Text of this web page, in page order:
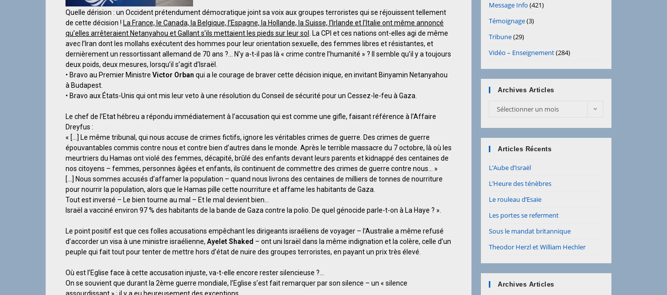
Quelle dérision : un Occident prétendument démocratique joint sa voix aux groupes terroristes qui se réjouissent tellement
de cette décision ! La France, le Canada, la Belgique, l’Espagne, la Hollande, la Suisse, l’Irlande et l’Italie ont même annoncé
qu’elles arrêteraient Netanyahou et Gallant s’ils mettaient les pieds sur leur sol
. La CPI et ces nations ont-elles agi de même
avec l’Iran dont les mollahs exécutent des hommes pour leur orientation sexuelle, des femmes libres et résistantes, et
dernièrement un ressortissant allemand de 70 ans ?… N’y a-t-il pas là « crime contre l’humanité » ? Il semble qu’il y a toujours
deux poids, deux mesures, lorsqu’il s’agit d’Israël.
• Bravo au Premier Ministre Victor Orban qui a le courage de braver cette décision inique, en invitant Binyamin Netanyahou
à Budapest.
• Bravo aux États-Unis qui ont mis leur veto à une résolution du Conseil de sécurité pour un Cessez-le-feu à Gaza.
Le chef de l’Etat hébreu a répondu immédiatement à l’accusation qui est comme une gifle, faisant référence à l’Affaire
Dreyfus :
« […] Le même tribunal, qui nous accuse de crimes fictifs, ignore les véritables crimes de guerre. Des crimes de guerre
épouvantables commis contre nous et contre bien d’autres dans le monde. Après le terrible massacre du 7 octobre, là où les
meurtriers du Hamas ont violé des femmes, décapité, brûlé des enfants devant leurs parents et kidnappé des centaines de
nos citoyens – femmes, personnes âgées et enfants, ils continuent de commettre des crimes de guerre contre nous… »
[…] Nous sommes accusés d’affamer la population – quand nous livrons des centaines de milliers de tonnes de nourriture
pour nourrir la population, alors que le Hamas pille cette nourriture et affame les habitants de Gaza.
Tout est inversé – Le bien tourne au mal – Et le mal devient bien…
Israël a vacciné environ 97 % des habitants de la bande de Gaza contre la polio. De quel génocide parle-t-on à La Haye ? ».
Le point positif est que ces folles accusations empêchant les dirigeants israéliens de voyager – l’Australie a même refusé
d’accorder un visa à une ministre israélienne, Ayelet Shaked – ont uni Israël dans la même indignation et la colère, celle d’un
peuple qui fait tout pour tenter de mettre hors d’état de nuire des groupes terroristes, en payant un prix très élevé.
Où est l’Eglise face à cette accusation injuste, va-t-elle encore rester silencieuse ?…
On se souvient que durant la 2ème guerre mondiale, l’Eglise s’est fait remarquer par son silence – un « silence
Message Info (421)
Témoignage(3)
Tribune(29)
Vidéo – Enseignement(284)
Archives Articles
Sélectionner un mois
Articles Récents
L’Aube d’Israël
L’Heure des ténèbres
Le rouleau d’Esaïe
Les portes se referment
Sous le mandat britannique
Theodor Herzl et William Hechler
Archives Articles